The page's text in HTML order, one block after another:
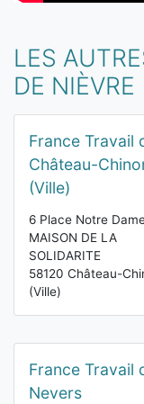
LES
DE NIÈVRE
France Travail
Château-
(Ville)
6 Place Notre
MAISON DE LA
SOLIDARITE
58120 Château-
(Ville)
France Travail
Nevers